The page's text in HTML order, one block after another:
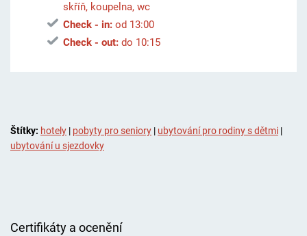
skříň, koupelna, wc
Check - in:od 13:00
Check - out:do 10:15
Štítky: hotely | pobyty pro seniory| ubytování pro rodiny s dětmi|
ubytování u sjezdovky
Certifikáty a ocenění